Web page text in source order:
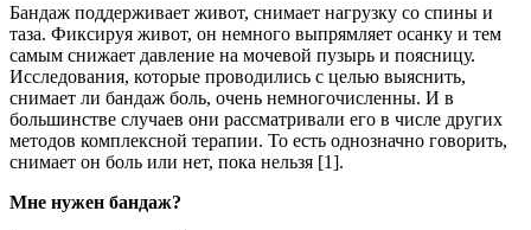
Бандаж поддерживает живот, снимает нагрузку со спины и
таза. Фиксируя живот, он немного выпрямляет осанку и тем
самым снижает давление на мочевой пузырь и поясницу.
Исследования, которые проводились с целью выяснить,
снимает ли бандаж боль, очень немногочисленны. И в
большинстве случаев они рассматривали его в числе других
методов комплексной терапии. То есть однозначно говорить,
снимает он боль или нет, пока нельзя [1].
Мне нужен бандаж?